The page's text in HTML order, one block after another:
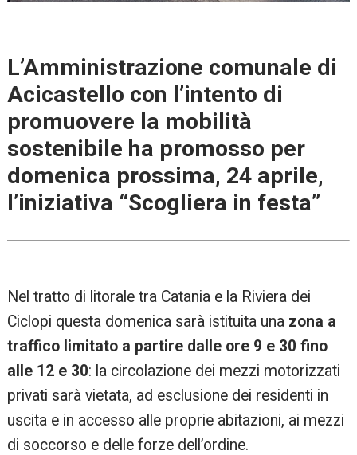
L’Amministrazione comunale di
Acicastello con l’intento di
promuovere la mobilità
sostenibile ha promosso per
domenica prossima, 24 aprile,
l’iniziativa “Scogliera in festa”
Nel tratto di litorale tra Catania e la Riviera dei
Ciclopi questa domenica sarà istituita una zona a
traffico limitato a partire dalle ore 9 e 30 fino
alle 12 e 30: la circolazione dei mezzi motorizzati
privati sarà vietata, ad esclusione dei residenti in
uscita e in accesso alle proprie abitazioni, ai mezzi
di soccorso e delle forze dell’ordine.